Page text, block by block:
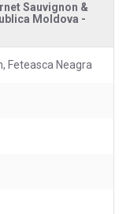
Sauvignon &
Moldova -
Feteasca Neagra